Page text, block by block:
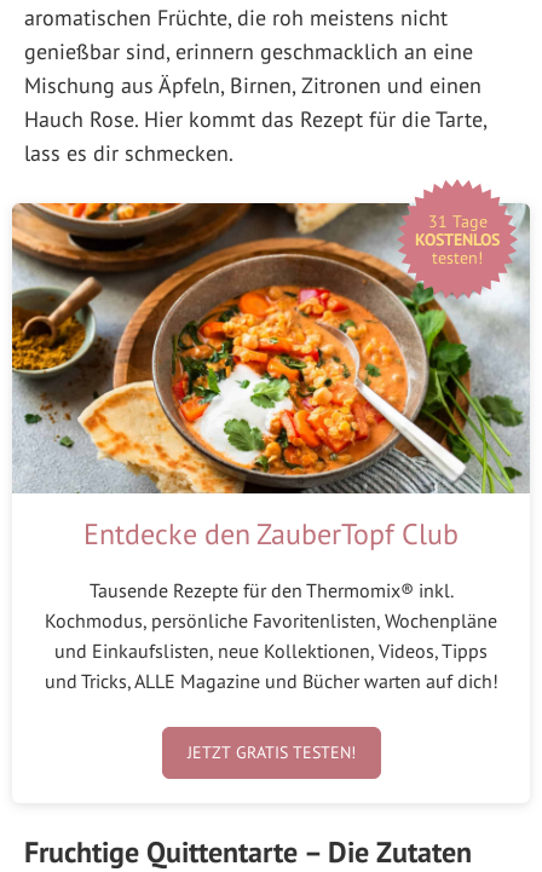
aromatischen Früchte, die roh meistens nicht
genießbar sind, erinnern geschmacklich an eine
Mischung aus Äpfeln, Birnen, Zitronen und einen
Hauch Rose. Hier kommt das Rezept für die Tarte,
lass es dir schmecken.
31 Tage
KOSTENLOS
testen!
Entdecke den ZauberTopf Club
Tausende Rezepte für den Thermomix® inkl.
Kochmodus, persönliche Favoritenlisten, Wochenpläne
und Einkaufslisten, neue Kollektionen, Videos, Tipps
und Tricks, ALLE Magazine und Bücher warten auf dich!
JETZT GRATIS TESTEN!
Fruchtige Quittentarte – Die Zutaten